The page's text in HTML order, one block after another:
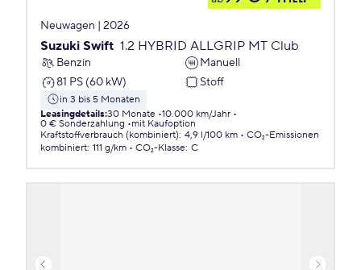
Neuwagen | 2026
Suzuki Swift 1.2 HYBRID ALLGRIP MT Club
Benzin
Manuell
81 PS (60 kW)
Stoff
in 3 bis 5 Monaten
Leasingdetails:30 Monate 10.000 km/Jahr
0 € Sonderzahlung
mit Kaufoption
Kraftstoffverbrauch (kombiniert): 4,9 l/100 km
CO₂-Emissionen
kombiniert: 111 g/km CO₂-Klasse: C